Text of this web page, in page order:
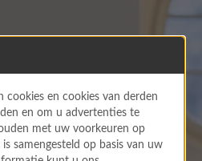
naar
gaat maken en uw
naar de eindbestemming
cookies en cookies van derden
en om u advertenties te
met uw voorkeuren op
samengesteld op basis van uw